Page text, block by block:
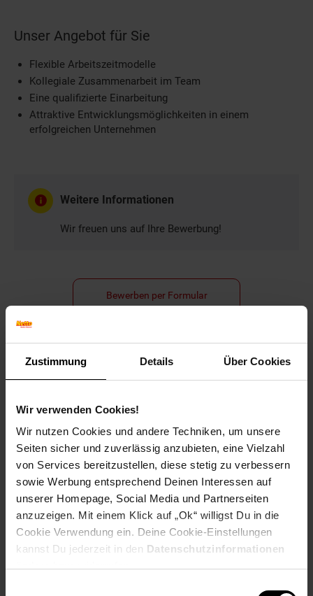
Zustimmung Details Über Cookies
Wir verwenden Cookies!
Wir nutzen Cookies und andere Techniken, um unsere
Seiten sicher und zuverlässig anzubieten, eine Vielzahl
von Services bereitzustellen, diese stetig zu verbessern
sowie Werbung entsprechend Deinen Interessen auf
unserer Homepage, Social Media und Partnerseiten
anzuzeigen. Mit einem Klick auf „Ok“ willigst Du in die
Cookie Verwendung ein. Deine Cookie-Einstellungen
kannst Du jederzeit in den Datenschutzinformationen
Unser Angebot für Sie
Flexible Arbeitszeitmodelle
Kollegiale Zusammenarbeit im Team
Eine qualifizierte Einarbeitung
Attraktive Entwicklungsmöglichkeiten in einem
erfolgreichen Unternehmen
Weitere Informationen
Wir freuen uns auf Ihre Bewerbung!
Bewerben per Formular
Hinweis: Aus Gründen der leichteren Lesbarkeit verwenden
wir im Textverlauf die männliche Form der Anrede.
Selbstverständlich sind bei Netto Menschen jeder
Geschlechtsidentität willkommen.
Fußzeile
Weitere Online-Angebote